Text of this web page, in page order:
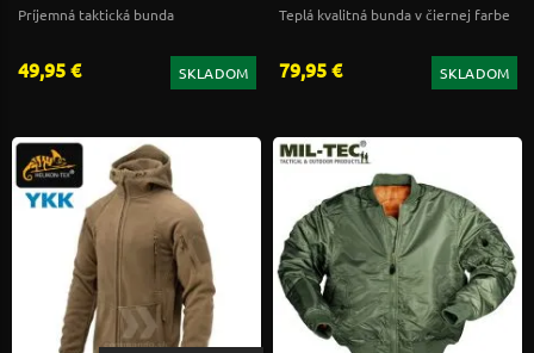
Príjemná taktická bunda
49,95 € SKLADOM
Teplá kvalitná bunda v čiernej farbe
79,95 € SKLADOM